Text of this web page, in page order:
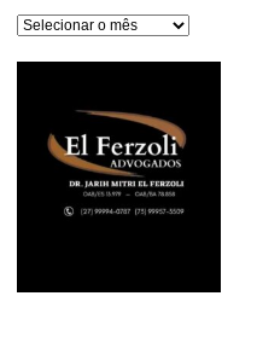
Arquivos